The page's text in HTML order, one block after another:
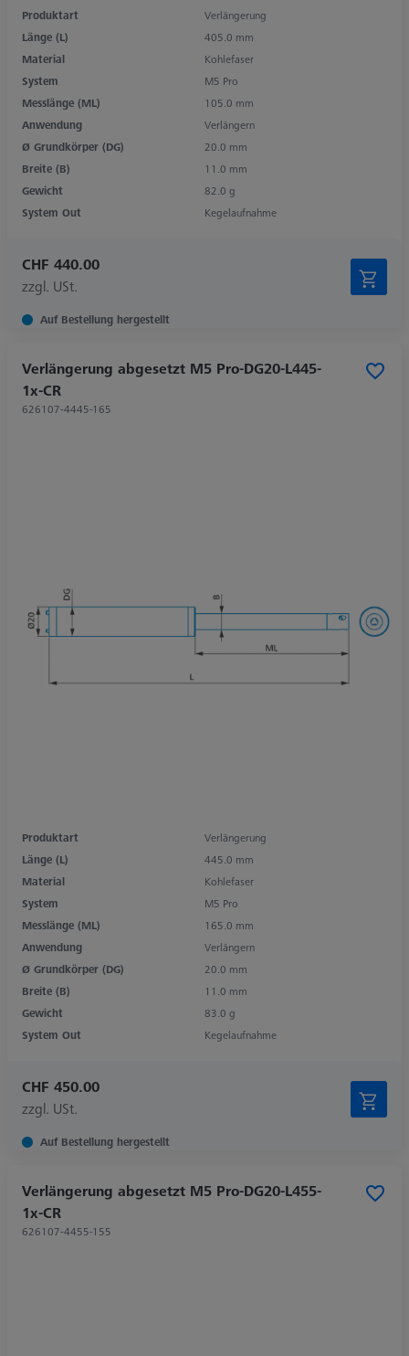
Produktart
Verlängerung
Länge (L)
405.0 mm
Material
Kohlefaser
System
M5 Pro
Messlänge (ML)
105.0 mm
Anwendung
Verlängern
Ø Grundkörper (DG)
20.0 mm
Breite (B)
11.0 mm
Gewicht
82.0 g
System Out
Kegelaufnahme
CHF 440.00
zzgl. USt.
Auf Bestellung hergestellt
Verlängerung abgesetzt M5 Pro-DG20-L445-
1x-CR
626107-4445-165
Produktart
Verlängerung
Länge (L)
445.0 mm
Material
Kohlefaser
System
M5 Pro
Messlänge (ML)
165.0 mm
Anwendung
Verlängern
Ø Grundkörper (DG)
20.0 mm
Breite (B)
11.0 mm
Gewicht
83.0 g
System Out
Kegelaufnahme
CHF 450.00
zzgl. USt.
Auf Bestellung hergestellt
Verlängerung abgesetzt M5 Pro-DG20-L455-
1x-CR
626107-4455-155